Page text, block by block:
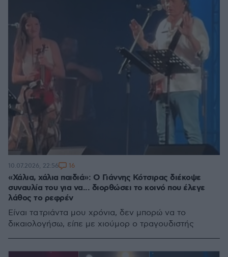
«Χάλια, χάλια παιδιά»: Ο Γιάννης Κότσιρας διέκοψε
συναυλία του για να... διορθώσει το κοινό που έλεγε
λάθος το ρεφρέν
Είναι τα τριάντα μου χρόνια, δεν μπορώ να το
δικαιολογήσω, είπε με χιούμορ ο τραγουδιστής
10.07.2026, 22:56 16